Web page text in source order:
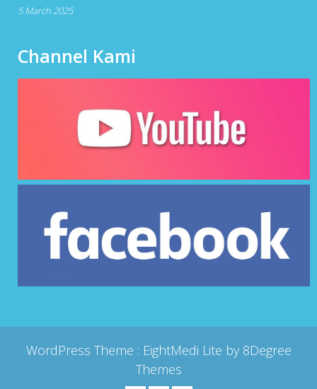
5 March 2025
Channel Kami
WordPress Theme : EightMedi Lite by 8Degree
Themes